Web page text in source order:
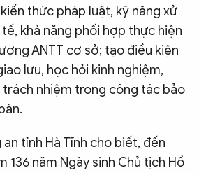
thức pháp luật, kỹ năng xử
khả năng phối hợp thực hiện
ANTT cơ sở; tạo điều kiện
lưu, học hỏi kinh nghiệm,
trách nhiệm trong công tác bảo
tỉnh Hà Tĩnh cho biết, đến
136 năm Ngày sinh Chủ tịch Hồ